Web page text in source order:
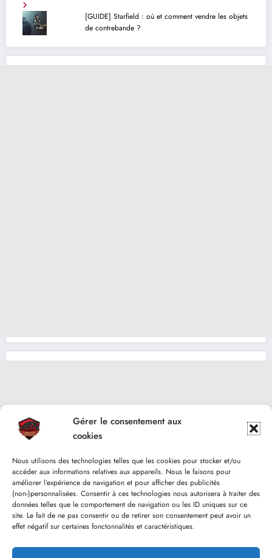
Gérer le consentement aux
cookies
Nous utilisons des technologies telles que les cookies pour stocker et/ou
accéder aux informations relatives aux appareils. Nous le faisons pour
améliorer l’expérience de navigation et pour afficher des publicités
(non-)personnalisées. Consentir à ces technologies nous autorisera à traiter des
données telles que le comportement de navigation ou les ID uniques sur ce
site. Le fait de ne pas consentir ou de retirer son consentement peut avoir un
effet négatif sur certaines fonctonnalités et caractéristiques.
[GUIDE] Starfield : où et comment vendre les objets
de contrebande ?